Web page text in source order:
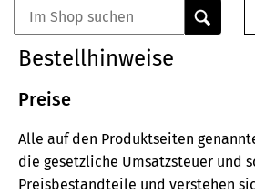
0
Elemente
Bestellhinweise
Preise
Alle auf den Produktseiten
die gesetzliche Umsatzsteuer und
Preisbestandteile und verstehen